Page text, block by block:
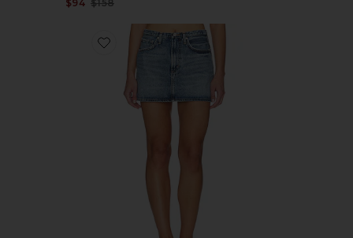
$94 $158
Favorite FALDA KEIRA